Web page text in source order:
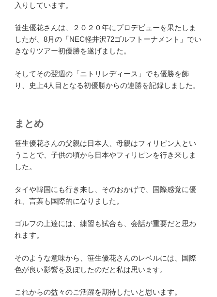
入りしています。
笹生優花さんは、２０２０年にプロデビューを果たしま
したが、8月の「NEC軽井沢72ゴルフトーナメント」でい
きなりツアー初優勝を遂げました。
そしてその翌週の「ニトリレディース」でも優勝を飾
り、史上4人目となる初優勝からの連勝を記録しました。
まとめ
笹生優花さんの父親は日本人、母親はフィリピン人とい
うことで、子供の頃から日本やフィリピンを行き来しま
した。
タイや韓国にも行き来し、そのおかげで、国際感覚に優
れ、言葉も国際的になりました。
ゴルフの上達には、練習も試合も、会話が重要だと思わ
れます。
そのような意味から、笹生優花さんのレベルには、国際
色が良い影響を及ぼしたのだと私は思います。
これからの益々のご活躍を期待したいと思います。